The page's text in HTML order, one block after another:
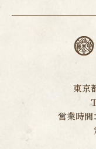
東京
営業時間